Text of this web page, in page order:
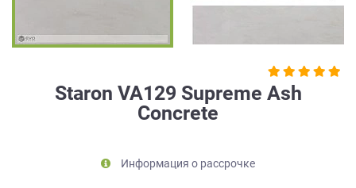
Staron VA129 Supreme Ash
Concrete
Информация о рассрочке
персональных